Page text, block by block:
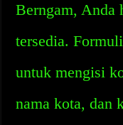
Berngam, Anda
tersedia.
untuk mengisi
nama kota, dan